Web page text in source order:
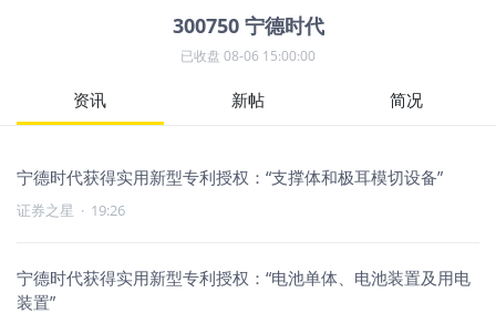
300750 宁德时代
已收盘 08-06 15:00:00
资讯 新帖 简况
宁德时代获得实用新型专利授权：“支撑体和极耳模切设备”
证券之星 · 19:26
宁德时代获得实用新型专利授权：“电池单体、电池装置及用电
装置”